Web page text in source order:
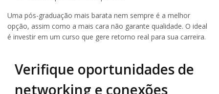
Uma pós-graduação mais barata nem sempre é a melhor
opção, assim como a mais cara não garante qualidade. O ideal
é investir em um curso que gere retorno real para sua carreira.
Verifique oportunidades de
networking e conexões